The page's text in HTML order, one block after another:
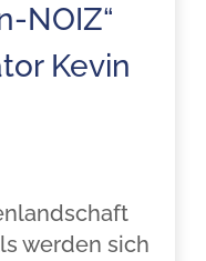
NOIZ“
Kevin
werden sich